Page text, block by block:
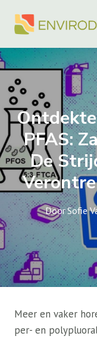
naar
PFAS:
De
DoorSofie
Meer en vaker
per- en